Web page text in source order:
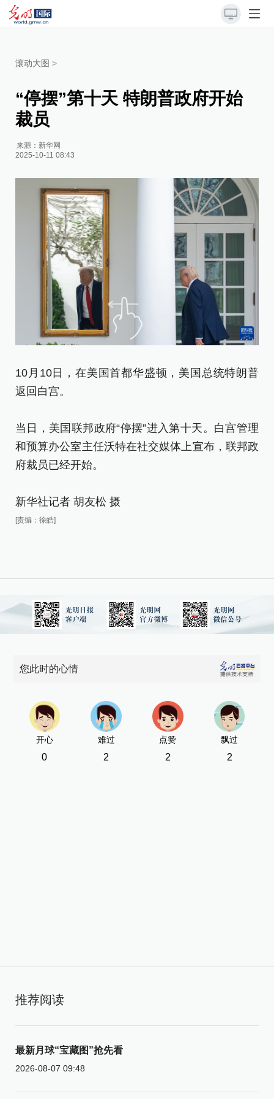
滚动大图 >
“停摆”第十天 特朗普政府开始
裁员
来源： 新华网
2025-10-11 08:43
10月10日，在美国首都华盛顿，美国总统特朗普
返回白宫。
当日，美国联邦政府“停摆”进入第十天。白宫管理
和预算办公室主任沃特在社交媒体上宣布，联邦政
府裁员已经开始。
新华社记者 胡友松 摄
[责编：徐皓]
您此时的心情
开心
0
难过
2
点赞
2
飘过
2
推荐阅读
最新月球“宝藏图”抢先看
2026-08-07 09:48